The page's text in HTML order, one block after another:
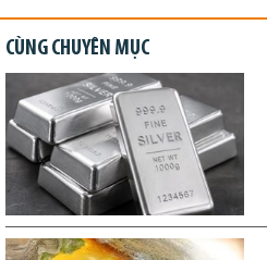
CÙNG CHUYÊN MỤC